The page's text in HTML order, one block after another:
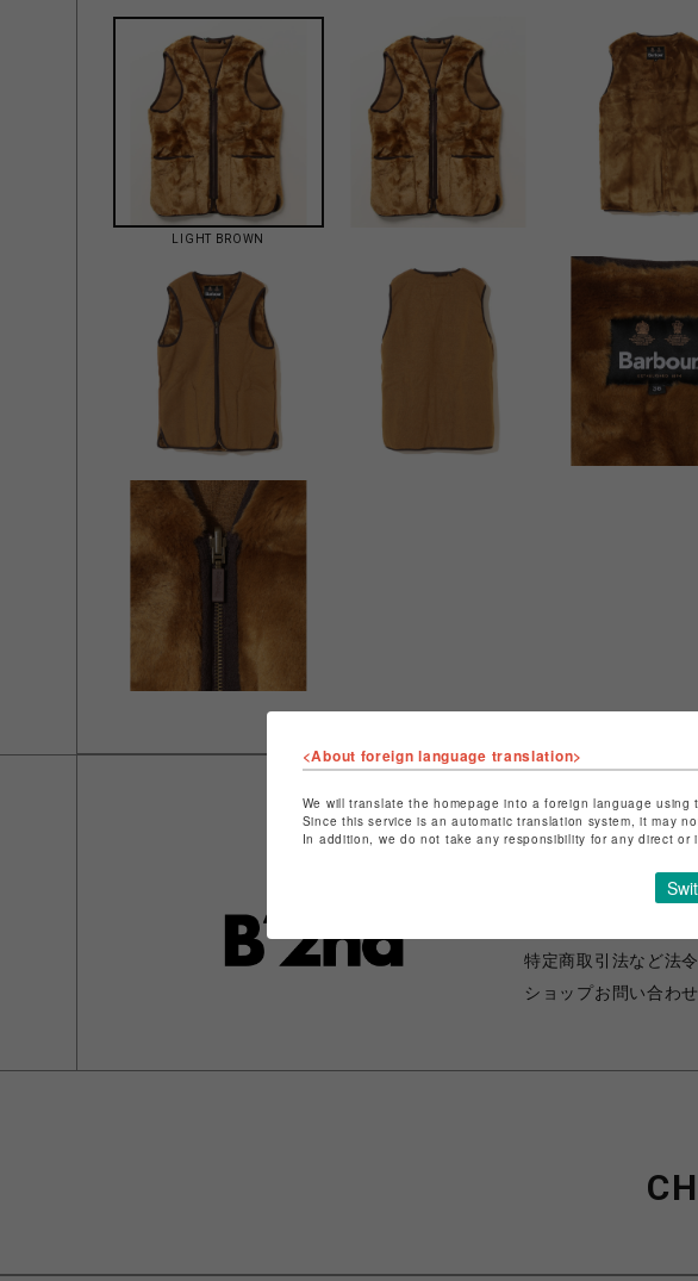
LIGHT BROWN
B'2nd
特定商取引法など法
ショップお問い合わ
<About foreign language translation>
We will translate the homepage into a foreign language using
Since this service is an automatic translation system, it may
In addition, we do not take any responsibility for any direct